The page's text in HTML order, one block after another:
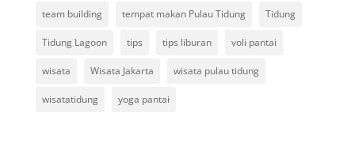
team building tempat makan Pulau Tidung Tidung
Tidung Lagoon tips tips liburan voli pantai
wisata Wisata Jakarta wisata pulau tidung
wisatatidung yoga pantai